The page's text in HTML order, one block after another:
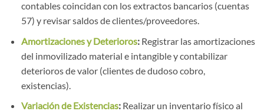
contables coincidan con los extractos bancarios (cuentas
57) y revisar saldos de clientes/proveedores.
Amortizaciones y Deterioros:Registrar las amortizaciones
del inmovilizado material e intangible y contabilizar
deterioros de valor (clientes de dudoso cobro,
existencias).
Variación de Existencias:Realizar un inventario físico al